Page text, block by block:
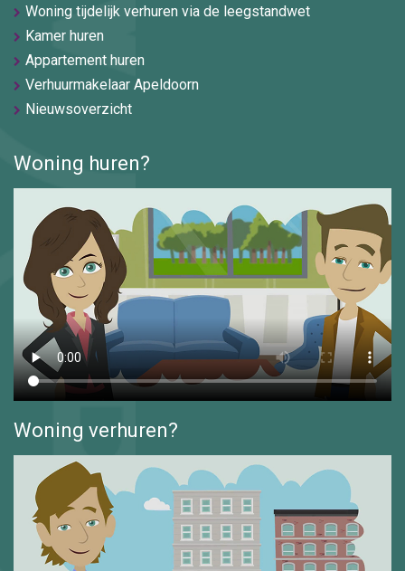
Woning tijdelijk verhuren via de leegstandwet
Kamer huren
Appartement huren
Verhuurmakelaar Apeldoorn
Nieuwsoverzicht
Woning huren?
Woning verhuren?